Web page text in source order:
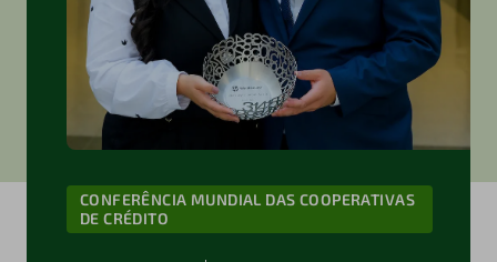
CONFERÊNCIA MUNDIAL DAS COOPERATIVAS
DE CRÉDITO